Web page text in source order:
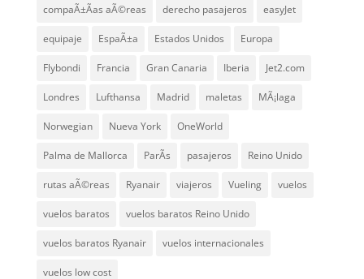
compaÃ±Ã­as aÃ©reas derecho pasajeros easyJet
equipaje EspaÃ±a Estados Unidos Europa
Flybondi Francia Gran Canaria Iberia Jet2.com
Londres Lufthansa Madrid maletas MÃ¡laga
Norwegian Nueva York OneWorld
Palma de Mallorca ParÃ­s pasajeros Reino Unido
rutas aÃ©reas Ryanair viajeros Vueling vuelos
vuelos baratos vuelos baratos Reino Unido
vuelos baratos Ryanair vuelos internacionales
vuelos low cost